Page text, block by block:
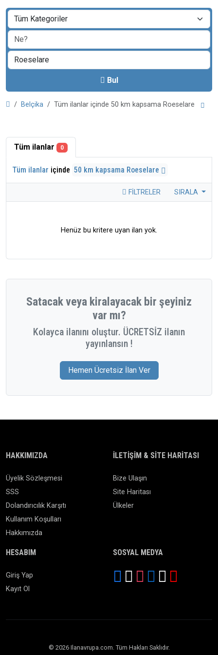
Bul
Belçika Tüm ilanlar içinde 50 km kapsama Roeselare
Tüm ilanlar 0
Tüm ilanlar içinde 50 km kapsama Roeselare
FILTRELER SIRALA
Henüz bu kritere uyan ilan yok.
Satacak veya kiralayacak bir şeyiniz
var mı?
Kolayca ilanını oluştur. ÜCRETSİZ ilanın
yayınlansın !
Hemen Ücretsiz İlan Ver
HAKKIMIZDA
Üyelik Sözleşmesi
SSS
Dolandırıcılık Karşıtı
Kullanım Koşulları
Hakkımızda
İLETIŞIM & SITE HARITASI
Bize Ulaşın
Site Haritası
Ülkeler
HESABIM
Giriş Yap
Kayıt Ol
SOSYAL MEDYA
© 2026 Ilanavrupa.com. Tüm Hakları Saklıdır.